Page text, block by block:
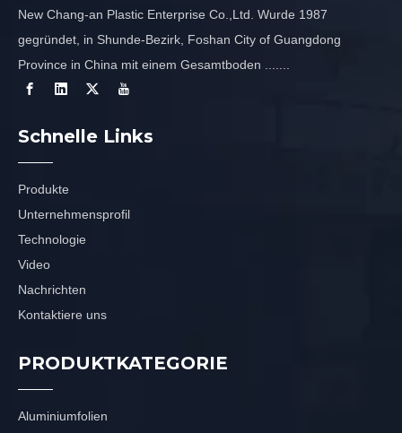
New Chang-an Plastic Enterprise Co.,Ltd. Wurde 1987
gegründet, in Shunde-Bezirk, Foshan City of Guangdong
Province in China mit einem Gesamtboden .......
Schnelle Links
Produkte
Unternehmensprofil
Technologie
Video
Nachrichten
Kontaktiere uns
PRODUKTKATEGORIE
Aluminiumfolien